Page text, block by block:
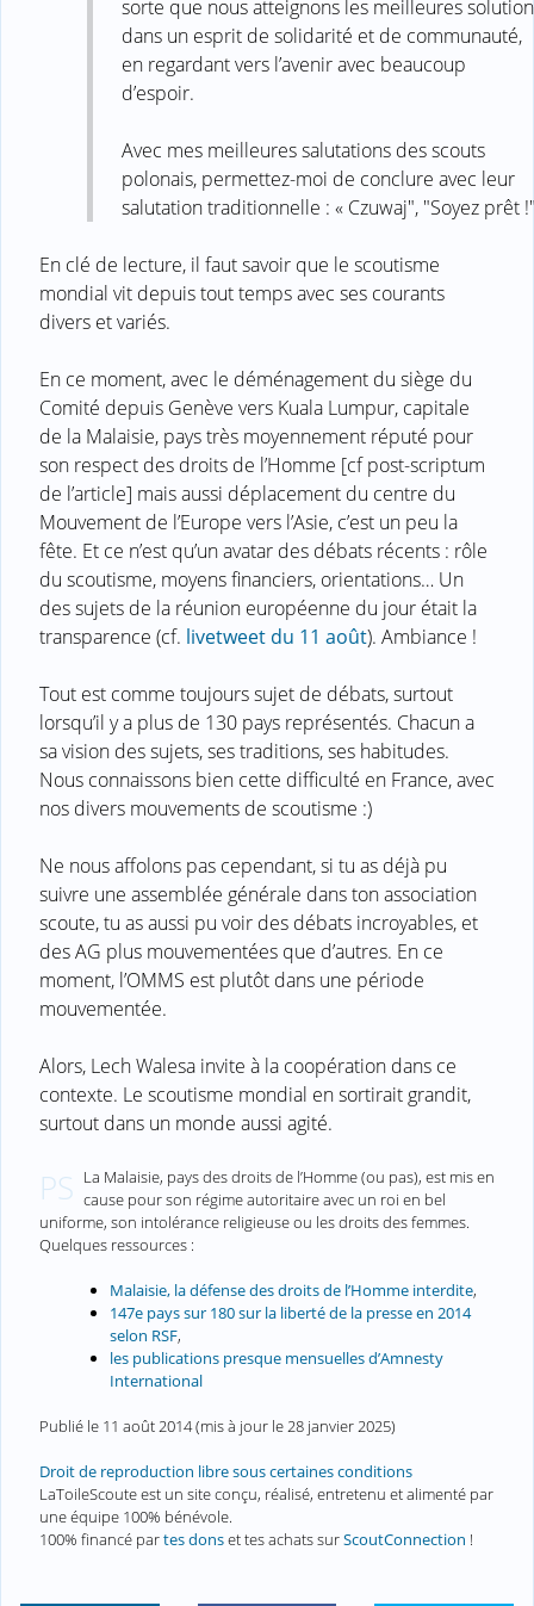
sorte que nous atteignons les meilleures
dans un esprit de solidarité et de communauté,
en regardant vers l’avenir avec beaucoup
d’espoir.
Avec mes meilleures salutations des scouts
polonais, permettez-moi de conclure avec leur
salutation traditionnelle : « Czuwaj", "Soyez prêt
En clé de lecture, il faut savoir que le scoutisme
mondial vit depuis tout temps avec ses courants
divers et variés.
En ce moment, avec le déménagement du siège du
Comité depuis Genève vers Kuala Lumpur, capitale
de la Malaisie, pays très moyennement réputé pour
son respect des droits de l’Homme [cf post-scriptum
de l’article] mais aussi déplacement du centre du
Mouvement de l’Europe vers l’Asie, c’est un peu la
fête. Et ce n’est qu’un avatar des débats récents : rôle
du scoutisme, moyens financiers, orientations… Un
des sujets de la réunion européenne du jour était la
transparence (cf. livetweet du 11 août). Ambiance !
Tout est comme toujours sujet de débats, surtout
lorsqu’il y a plus de 130 pays représentés. Chacun a
sa vision des sujets, ses traditions, ses habitudes.
Nous connaissons bien cette difficulté en France, avec
nos divers mouvements de scoutisme :)
Ne nous affolons pas cependant, si tu as déjà pu
suivre une assemblée générale dans ton association
scoute, tu as aussi pu voir des débats incroyables, et
des AG plus mouvementées que d’autres. En ce
moment, l’OMMS est plutôt dans une période
mouvementée.
Alors, Lech Walesa invite à la coopération dans ce
contexte. Le scoutisme mondial en sortirait grandit,
surtout dans un monde aussi agité.
PS La Malaisie, pays des droits de l’Homme (ou pas), est mis en
cause pour son régime autoritaire avec un roi en bel
uniforme, son intolérance religieuse ou les droits des femmes.
Quelques ressources :
Malaisie, la défense des droits de l’Homme interdite,
147e pays sur 180 sur la liberté de la presse en 2014
selon RSF,
les publications presque mensuelles d’Amnesty
International
Publié le 11 août 2014(mis à jour le28 janvier 2025)
Droit de reproduction libre sous certaines conditions
LaToileScoute est un site conçu, réalisé, entretenu et alimenté par
une équipe 100% bénévole.
100% financé partes donset tes achats surScoutConnection !